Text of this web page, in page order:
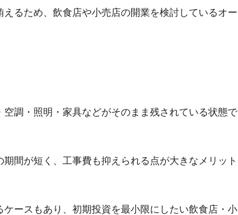
るため、飲食店や小売店の開業を検討しているオー
調・照明・家具などがそのまま残されている状態で
間が短く、工事費も抑えられる点が大きなメリット
ースもあり、初期投資を最小限にしたい飲食店・小